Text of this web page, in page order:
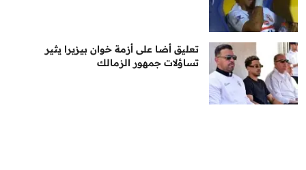
تعليق أضا على أزمة خوان بيزيرا يثير
تساؤلات جمهور الزمالك